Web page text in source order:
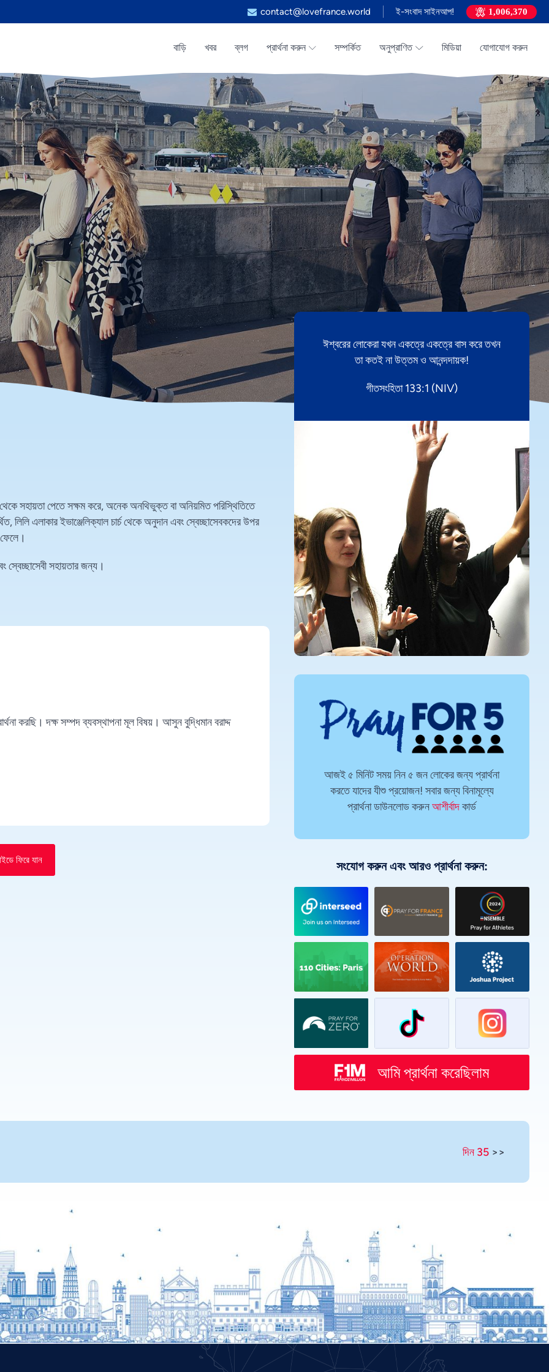
contact@lovefrance.world ই-সংবাদ সাইনআপ! 1,006,370
বাড়ি খবর ব্লগ প্রার্থনা করুন সম্পর্কিত অনুপ্রাণিত মিডিয়া যোগাযোগ করুন
থেকে সহায়তা পেতে সক্ষম করে, অনেক অনথিভুক্ত বা অনিয়মিত পরিস্থিতিতে
লিলি এলাকার ইভাঞ্জেলিক্যাল চার্চ থেকে অনুদান এবং স্বেচ্ছাসেবকদের উপর
স্বেচ্ছাসেবী সহায়তার জন্য।
করছি। দক্ষ সম্পদ ব্যবস্থাপনা মূল বিষয়। আসুন বুদ্ধিমান বরাদ্দ
ফিরে যান
ঈশ্বরের লোকেরা যখন একত্রে একত্রে বাস করে তখন
তা কতই না উত্তম ও আনন্দদায়ক!
গীতসংহিতা 133:1 (NIV)
আজই ৫ মিনিট সময় নিন ৫ জন লোকের জন্য প্রার্থনা
করতে যাদের যীশু প্রয়োজন! সবার জন্য বিনামূল্যে
প্রার্থনা ডাউনলোড করুনআশীর্বাদকার্ড
সংযোগ করুন এবং আরও প্রার্থনা করুন:
আমি প্রার্থনা করেছিলাম
দিন 35 >>
Indonesian
Italian
Japanese
Kannada
Khmer
Korean
Russian
Spanish
Swahili
Tamil
Telugu
Thai
Urdu
Vietnamese